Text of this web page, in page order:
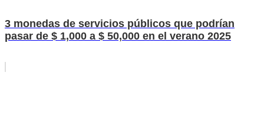
3 monedas de servicios públicos que podrían
pasar de $ 1,000 a $ 50,000 en el verano 2025